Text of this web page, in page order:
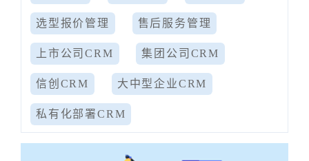
选型报价管理 售后服务管理
上市公司CRM 集团公司CRM
信创CRM 大中型企业CRM
私有化部署CRM